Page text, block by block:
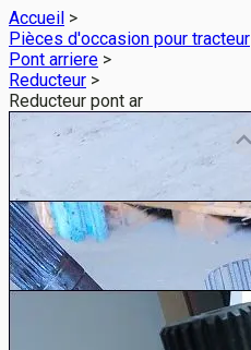
Accueil >
Pièces d'occasion pour tracteur
Pont arriere >
Reducteur >
Reducteur pont ar